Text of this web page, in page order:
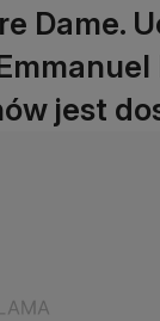
Dame.
jest